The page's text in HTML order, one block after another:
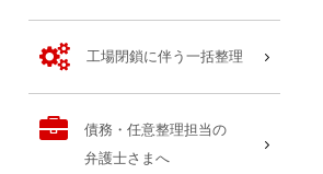
工場閉鎖に伴う一括整理
債務・任意整理担当の
弁護士さまへ